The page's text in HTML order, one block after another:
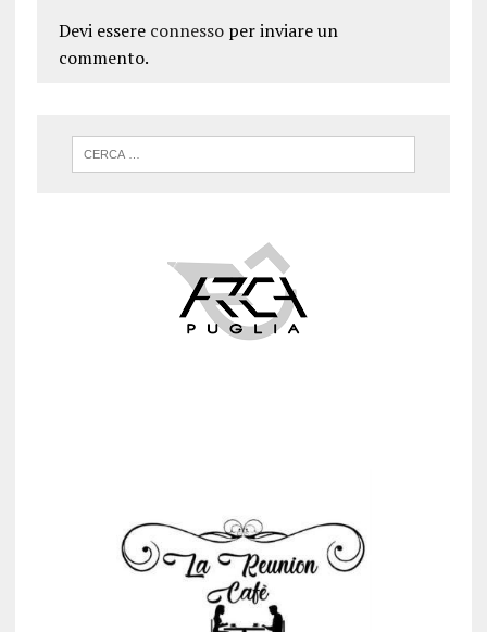
Devi essere connessoper inviare un
commento.